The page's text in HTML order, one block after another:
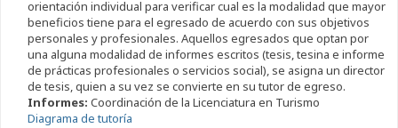
orientación individual para verificar cual es la modalidad que mayor
beneficios tiene para el egresado de acuerdo con sus objetivos
personales y profesionales. Aquellos egresados que optan por
una alguna modalidad de informes escritos (tesis, tesina e informe
de prácticas profesionales o servicios social), se asigna un director
de tesis, quien a su vez se convierte en su tutor de egreso.
Informes: Coordinación de la Licenciatura en Turismo
Diagrama de tutoría